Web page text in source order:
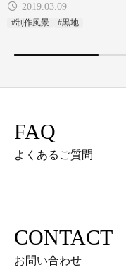
2019.03.09
#制作風景 #黒地
FAQ
よくあるご質問
CONTACT
お問い合わせ